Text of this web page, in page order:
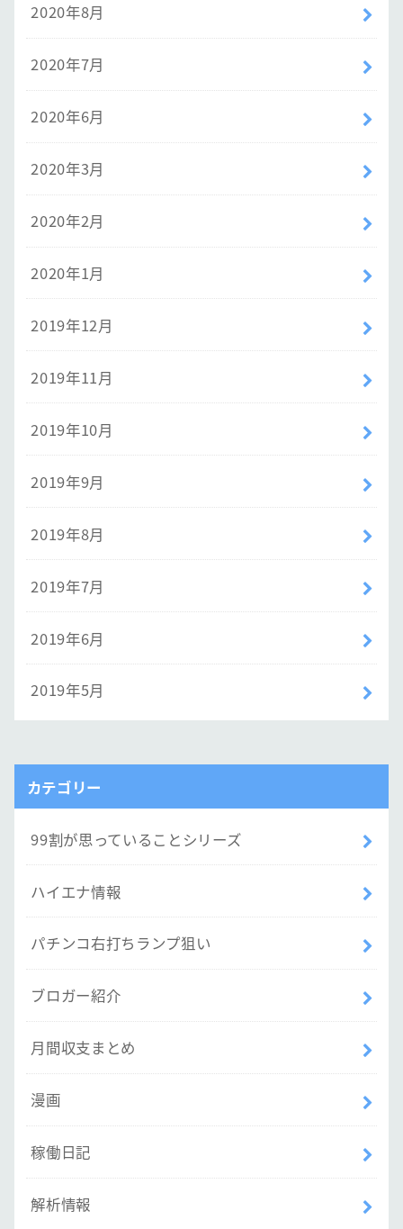
2020年8月
2020年7月
2020年6月
2020年3月
2020年2月
2020年1月
2019年12月
2019年11月
2019年10月
2019年9月
2019年8月
2019年7月
2019年6月
2019年5月
カテゴリー
99割が思っていることシリーズ
ハイエナ情報
パチンコ右打ちランプ狙い
ブロガー紹介
月間収支まとめ
漫画
稼働日記
解析情報